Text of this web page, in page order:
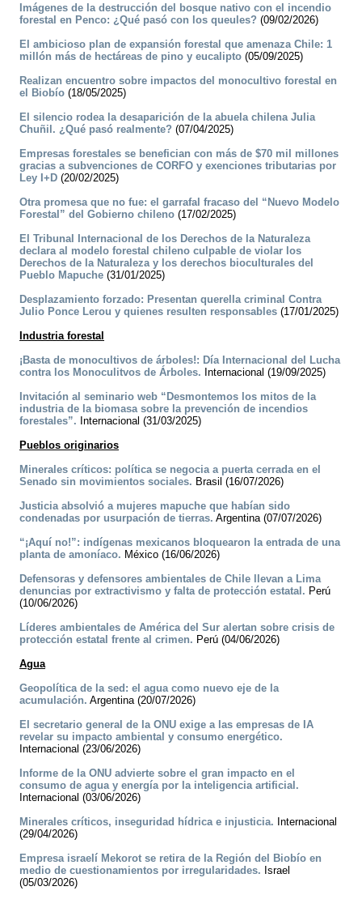
Imágenes de la destrucción del bosque nativo con el incendio
forestal en Penco: ¿Qué pasó con los queules? (09/02/2026)
El ambicioso plan de expansión forestal que amenaza Chile: 1
millón más de hectáreas de pino y eucalipto (05/09/2025)
Realizan encuentro sobre impactos del monocultivo forestal en
el Biobío (18/05/2025)
El silencio rodea la desaparición de la abuela chilena Julia
Chuñil. ¿Qué pasó realmente? (07/04/2025)
Empresas forestales se benefician con más de $70 mil millones
gracias a subvenciones de CORFO y exenciones tributarias por
Ley I+D (20/02/2025)
Otra promesa que no fue: el garrafal fracaso del “Nuevo Modelo
Forestal” del Gobierno chileno (17/02/2025)
El Tribunal Internacional de los Derechos de la Naturaleza
declara al modelo forestal chileno culpable de violar los
Derechos de la Naturaleza y los derechos bioculturales del
Pueblo Mapuche (31/01/2025)
Desplazamiento forzado: Presentan querella criminal Contra
Julio Ponce Lerou y quienes resulten responsables (17/01/2025)
Industria forestal
¡Basta de monocultivos de árboles!: Día Internacional del Lucha
contra los Monoculitvos de Árboles. Internacional (19/09/2025)
Invitación al seminario web “Desmontemos los mitos de la
industria de la biomasa sobre la prevención de incendios
forestales”. Internacional (31/03/2025)
Pueblos originarios
Minerales críticos: política se negocia a puerta cerrada en el
Senado sin movimientos sociales. Brasil (16/07/2026)
Justicia absolvió a mujeres mapuche que habían sido
condenadas por usurpación de tierras. Argentina (07/07/2026)
“¡Aquí no!”: indígenas mexicanos bloquearon la entrada de una
planta de amoníaco. México (16/06/2026)
Defensoras y defensores ambientales de Chile llevan a Lima
denuncias por extractivismo y falta de protección estatal. Perú
(10/06/2026)
Líderes ambientales de América del Sur alertan sobre crisis de
protección estatal frente al crimen. Perú (04/06/2026)
Agua
Geopolítica de la sed: el agua como nuevo eje de la
acumulación. Argentina (20/07/2026)
El secretario general de la ONU exige a las empresas de IA
revelar su impacto ambiental y consumo energético.
Internacional (23/06/2026)
Informe de la ONU advierte sobre el gran impacto en el
consumo de agua y energía por la inteligencia artificial.
Internacional (03/06/2026)
Minerales críticos, inseguridad hídrica e injusticia. Internacional
(29/04/2026)
Empresa israelí Mekorot se retira de la Región del Biobío en
medio de cuestionamientos por irregularidades. Israel
(05/03/2026)